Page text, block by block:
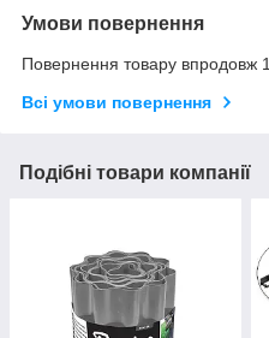
Умови повернення
Повернення товару впродовж
Всі умови повернення
Подібні товари компанії